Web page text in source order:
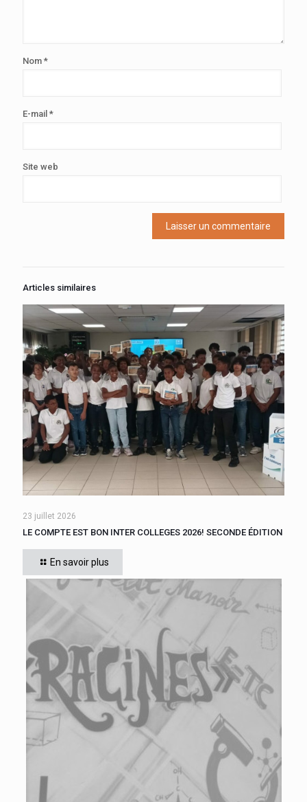
Nom *
E-mail *
Site web
Articles similaires
Devenir champion de calcul mental pour les niveaux 6ème ou
5ème, tel était le but des 110 élèves issus des collèges Aimé
CESAIRE de Fort de[…]
23 juillet 2026
LE COMPTE EST BON INTER COLLEGES 2026! SECONDE ÉDITION
En savoir plus